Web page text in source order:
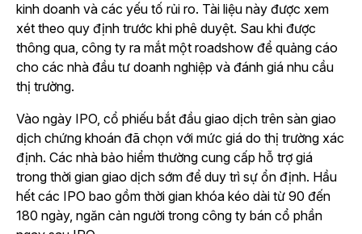
kinh doanh và các yếu tố rủi ro. Tài liệu này được xem
xét theo quy định trước khi phê duyệt. Sau khi được
thông qua, công ty ra mắt một roadshow để quảng cáo
cho các nhà đầu tư doanh nghiệp và đánh giá nhu cầu
thị trường.
Vào ngày IPO, cổ phiếu bắt đầu giao dịch trên sàn giao
dịch chứng khoán đã chọn với mức giá do thị trường xác
định. Các nhà bảo hiểm thường cung cấp hỗ trợ giá
trong thời gian giao dịch sớm để duy trì sự ổn định. Hầu
hết các IPO bao gồm thời gian khóa kéo dài từ 90 đến
180 ngày, ngăn cản người trong công ty bán cổ phần